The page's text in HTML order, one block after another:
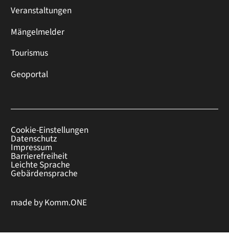
Veranstaltungen
Mängelmelder
Tourismus
Geoportal
Cookie-Einstellungen
Datenschutz
Impressum
Barrierefreiheit
Leichte Sprache
Gebärdensprache
made byKomm.ONE